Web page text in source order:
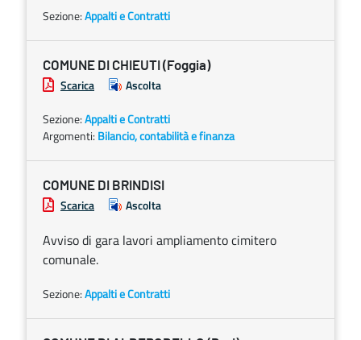
Sezione:Appalti e Contratti
COMUNE DI CHIEUTI (Foggia)
Scarica
Ascolta
Sezione:Appalti e Contratti
Argomenti: Bilancio, contabilità e finanza
COMUNE DI BRINDISI
Scarica Ascolta
Avviso di gara lavori ampliamento cimitero
comunale.
Sezione:Appalti e Contratti